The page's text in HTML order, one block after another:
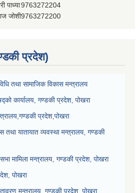
पाध्या9763272204
जोशी9763272200
प्रदेश)
तथा सामाजिक विकास मन्त्रालय
कार्यालय, गण्डकी प्रदेश, पोखरा
प्रदेश,पोखरा
तथा यातायात व्यवस्था मन्त्रालय, गण्डकी
मामिला मन्त्रालय, गण्डकी प्रदेश, पोखरा
पोखरा
मन्त्रालय, गण्डकी प्रदेश, पोखरा